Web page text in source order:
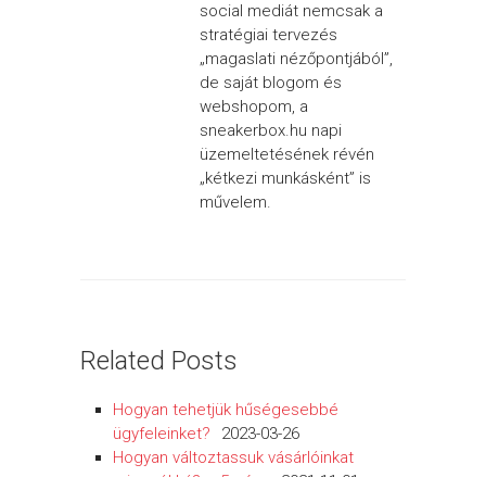
social mediát nemcsak a
stratégiai tervezés
„magaslati nézőpontjából”,
de saját blogom és
webshopom, a
sneakerbox.hu napi
üzemeltetésének révén
„kétkezi munkásként” is
művelem.
Related Posts
Hogyan tehetjük hűségesebbé
ügyfeleinket?
2023-03-26
Hogyan változtassuk vásárlóinkat